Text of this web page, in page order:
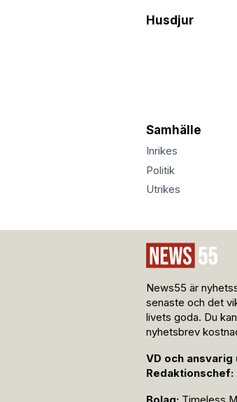
Husdjur
Samhälle
Inrikes
Politik
Utrikes
News55 är
senaste och det
livets goda. Du
nyhetsbrev
VD och ansvarig
Redaktionschef: